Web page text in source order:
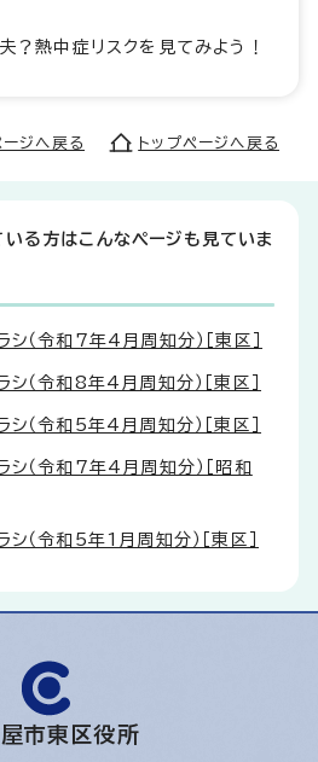
？熱中症リスクを見てみよう！
ジへ戻る トップページへ戻る
いる方はこんなページも見ていま
（令和7年4月周知分）［東区］
（令和8年4月周知分）［東区］
（令和5年4月周知分）［東区］
シ（令和7年4月周知分）［昭和
（令和5年1月周知分）［東区］
市東区役所